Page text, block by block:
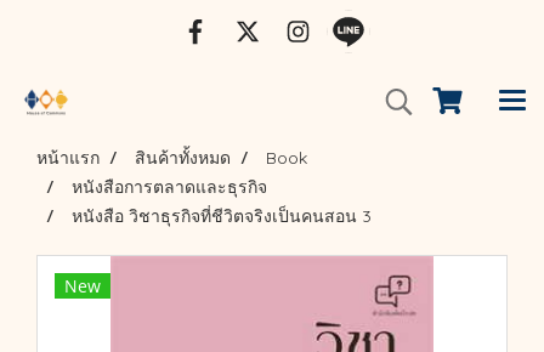
หน้าแรก สินค้าทั้งหมด
Book
หนังสือการตลาดและธุรกิจ
หนังสือ วิชาธุรกิจที่ชีวิตจริงเป็นคนสอน 3
New